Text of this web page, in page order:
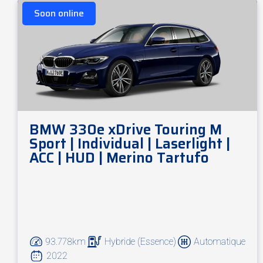
Soon online
BMW 330e xDrive Touring M
Sport | Individual | Laserlight |
ACC | HUD | Merino Tartufo
93.778km Hybride (Essence)
Automatique
2022